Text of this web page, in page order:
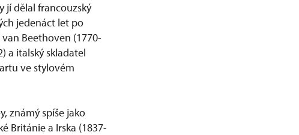
jí dělal francouzský
jedenáct let po
Beethoven (1770-
a italský skladatel
ve stylovém
známý spíše jako
Británie a Irska (1837-